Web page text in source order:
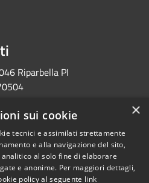
Riparbella PI
Copyright © 2026 • Comune di
×
sui cookie
tecnici e assimilati strettamente
e alla navigazione del sito,
al solo fine di elaborare
e anonime. Per maggiori dettagli,
policy al seguente link